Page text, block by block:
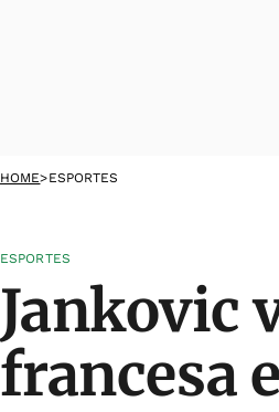
HOME>ESPORTES
ESPORTES
Jankovic
francesa